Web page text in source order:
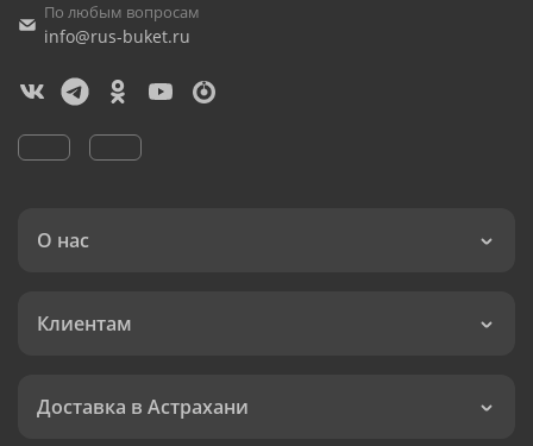
По любым вопросам
info@rus-buket.ru
О нас
Клиентам
Доставка в Астрахани